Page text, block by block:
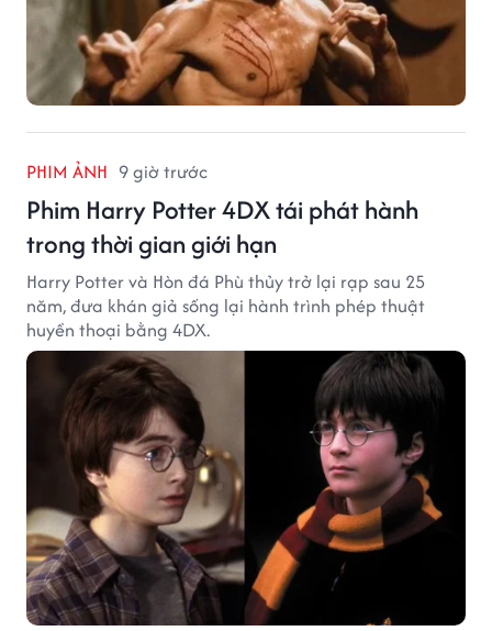
PHIM ẢNH 9 giờ trước
Phim Harry Potter 4DX tái phát hành
trong thời gian giới hạn
Harry Potter và Hòn đá Phù thủy trở lại rạp sau 25
năm, đưa khán giả sống lại hành trình phép thuật
huyền thoại bằng 4DX.